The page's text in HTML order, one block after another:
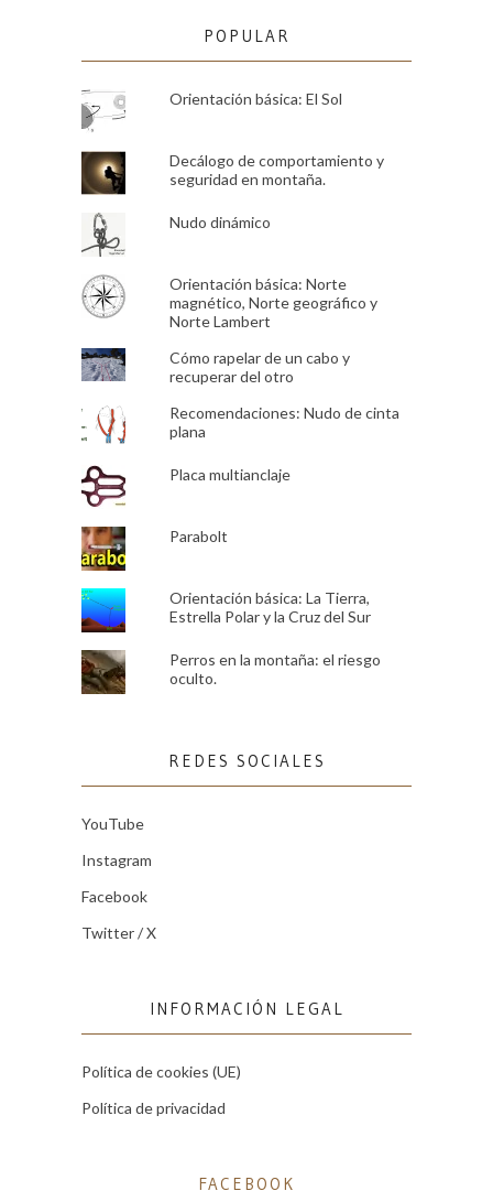
POPULAR
Orientación básica: El Sol
Decálogo de comportamiento y
seguridad en montaña.
Nudo dinámico
Orientación básica: Norte
magnético, Norte geográfico y
Norte Lambert
Cómo rapelar de un cabo y
recuperar del otro
Recomendaciones: Nudo de cinta
plana
Placa multianclaje
Parabolt
Orientación básica: La Tierra,
Estrella Polar y la Cruz del Sur
Perros en la montaña: el riesgo
oculto.
REDES SOCIALES
YouTube
Instagram
Facebook
Twitter / X
INFORMACIÓN LEGAL
Política de cookies (UE)
Política de privacidad
FACEBOOK